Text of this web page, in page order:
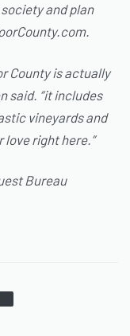
and plan
County is actually
said. “it includes
vineyards and
love right here.”
Bureau